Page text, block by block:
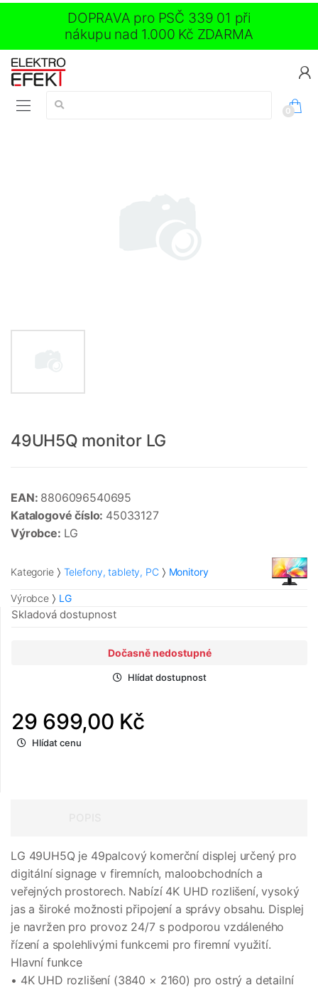
DOPRAVA pro PSČ 339 01 při
nákupu nad 1.000 Kč ZDARMA
Vyhledávání:
0
49UH5Q monitor LG
EAN: 8806096540695
Katalogové číslo: 45033127
Výrobce: LG
Kategorie Telefony, tablety, PC Monitory
Výrobce LG
Skladová dostupnost
Dočasně nedostupné
Hlídat dostupnost
29 699,00 Kč
Hlídat cenu
LG 49UH5Q je 49palcový komerční displej určený pro
digitální signage v firemních, maloobchodních a
veřejných prostorech. Nabízí 4K UHD rozlišení, vysoký
jas a široké možnosti připojení a správy obsahu. Displej
je navržen pro provoz 24/7 s podporou vzdáleného
řízení a spolehlivými funkcemi pro firemní využití.
Hlavní funkce
• 4K UHD rozlišení (3840 × 2160) pro ostrý a detailní